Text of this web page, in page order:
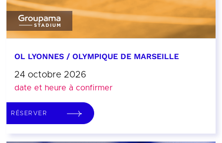
OL LYONNES / OLYMPIQUE DE MARSEILLE
24 octobre 2026
date et heure à confirmer
RÉSERVER